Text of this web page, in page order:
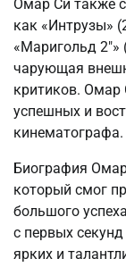
Омар Си также
как «Интрузы»
«Маригольд 2″»
чарующая
критиков. Омар
успешных и
кинематографа.
Биография
который смог
большого
с первых
ярких и